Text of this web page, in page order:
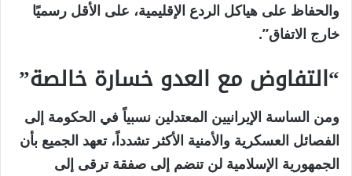
والحفاظ على هياكل الردع الإقليمية، على الأقل رسميًا
خارج الاتفاق”.
“التفاوض مع العدو خسارة خالصة”
ومن الساسة الإيرانيين المعتدلين نسبياً في الحكومة إلى
الفصائل العسكرية والأمنية الأكثر تشدداً، تعهد الجميع بأن
الجمهورية الإسلامية لن تنضم إلى صفقة ترقى إلى